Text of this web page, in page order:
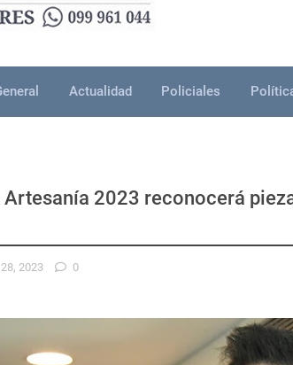
Actualidad Policiales
2023 reconocerá
2023 0